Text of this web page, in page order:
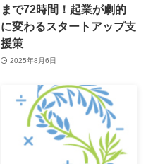
まで72時間！起業が劇的
に変わるスタートアップ支
援策
2025年8月6日